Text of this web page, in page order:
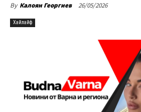
By Калоян Георгиев 26/05/2026
Хайлайф